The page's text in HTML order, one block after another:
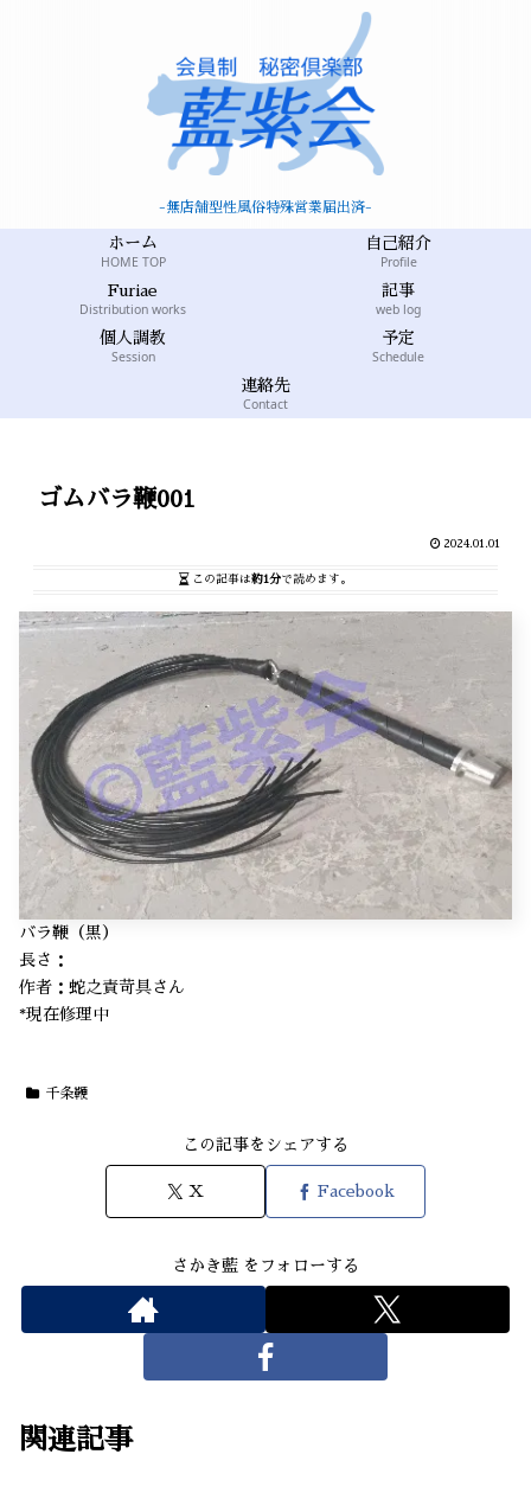
-無店舗型性風俗特殊営業届出済-
ホーム
HOME TOP
自己紹介
Profile
Furiae
Distribution works
記事
web log
個人調教
Session
予定
Schedule
連絡先
Contact
ゴムバラ鞭001
2024.01.01
この記事は約1分で読めます。
バラ鞭（黒）
長さ：
作者：蛇之責苛具さん
*現在修理中
千条鞭
この記事をシェアする
X Facebook
さかき藍 をフォローする
関連記事